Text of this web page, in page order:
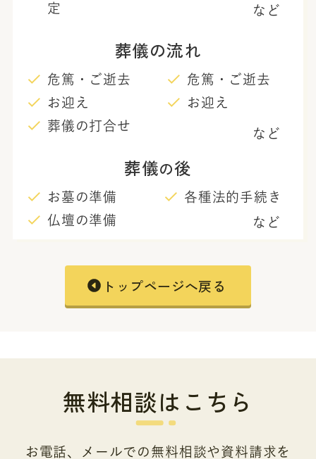
定
など
葬儀の流れ
危篤・ご逝去
お迎え
葬儀の打合せ
危篤・ご逝去
お迎え
など
葬儀の後
お墓の準備
仏壇の準備
各種法的手続き
など
トップページへ戻る
無料相談はこちら
お電話、メールでの無料相談や資料請求を